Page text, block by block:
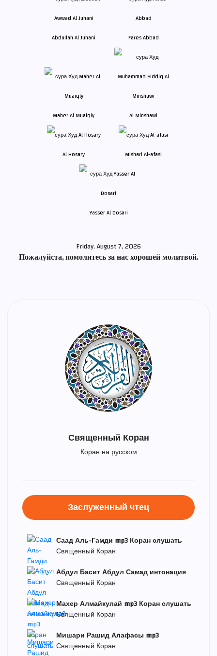
Abdullah Al Juhani Fares Abbad
Maher Al Muaiqly Al Minshawi
Al Hosary Mishari Al-afasi
Yasser Al Dosari
Friday, August 7, 2026
Пожалуйста, помолитесь за нас хорошей молитвой.
Священный Коран
Коран на русском
Заслуженный чтец
Саад Аль-Гамди mp3 Коран слушать
Священный Коран
Абдул Басит Абдул Самад интонация
Священный Коран
Махер Алмайкулай mp3 Коран слушать
Священный Коран
Мишари Рашид Алафасы mp3
Священный Коран